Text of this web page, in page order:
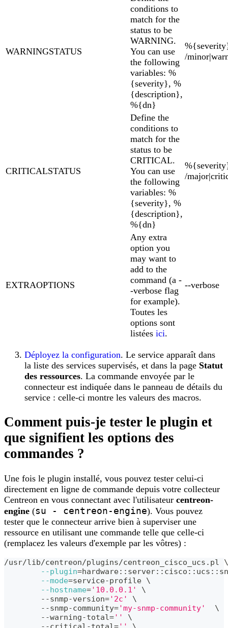
WARNINGSTATUS
conditions to
match for the
status to be
WARNING.
You can use
the following
variables: %
{severity}, %
{description},
%{dn}
/
CRITICALSTATUS
Define the
conditions to
match for the
status to be
CRITICAL.
You can use
the following
variables: %
{severity}, %
{description},
%{dn}
/
EXTRAOPTIONS
Any extra
option you
may want to
add to the
command (a -
-verbose flag
for example).
Toutes les
options sont
listées ici.
--verbose
Déployez la configuration. Le service apparaît dans
la liste des services supervisés, et dans la page Statut
des ressources. La commande envoyée par le
connecteur est indiquée dans le panneau de détails du
service : celle-ci montre les valeurs des macros.
Comment puis-je tester le plugin et
que signifient les options des
commandes ?
Une fois le plugin installé, vous pouvez tester celui-ci
directement en ligne de commande depuis votre collecteur
Centreon en vous connectant avec l'utilisateur centreon-
engine (su - centreon-engine). Vous pouvez
tester que le connecteur arrive bien à superviser une
ressource en utilisant une commande telle que celle-ci
(remplacez les valeurs d'exemple par les vôtres) :
/usr/lib/centreon/plugins/centreon_cisco_ucs.pl \
--plugin=
--mode=service-profile \
--hostname='10.0.0.1'
\
	--snmp-version
='2c'
\
	--snmp-community
='my-snmp-community'
\
	--warning-total
=''
\